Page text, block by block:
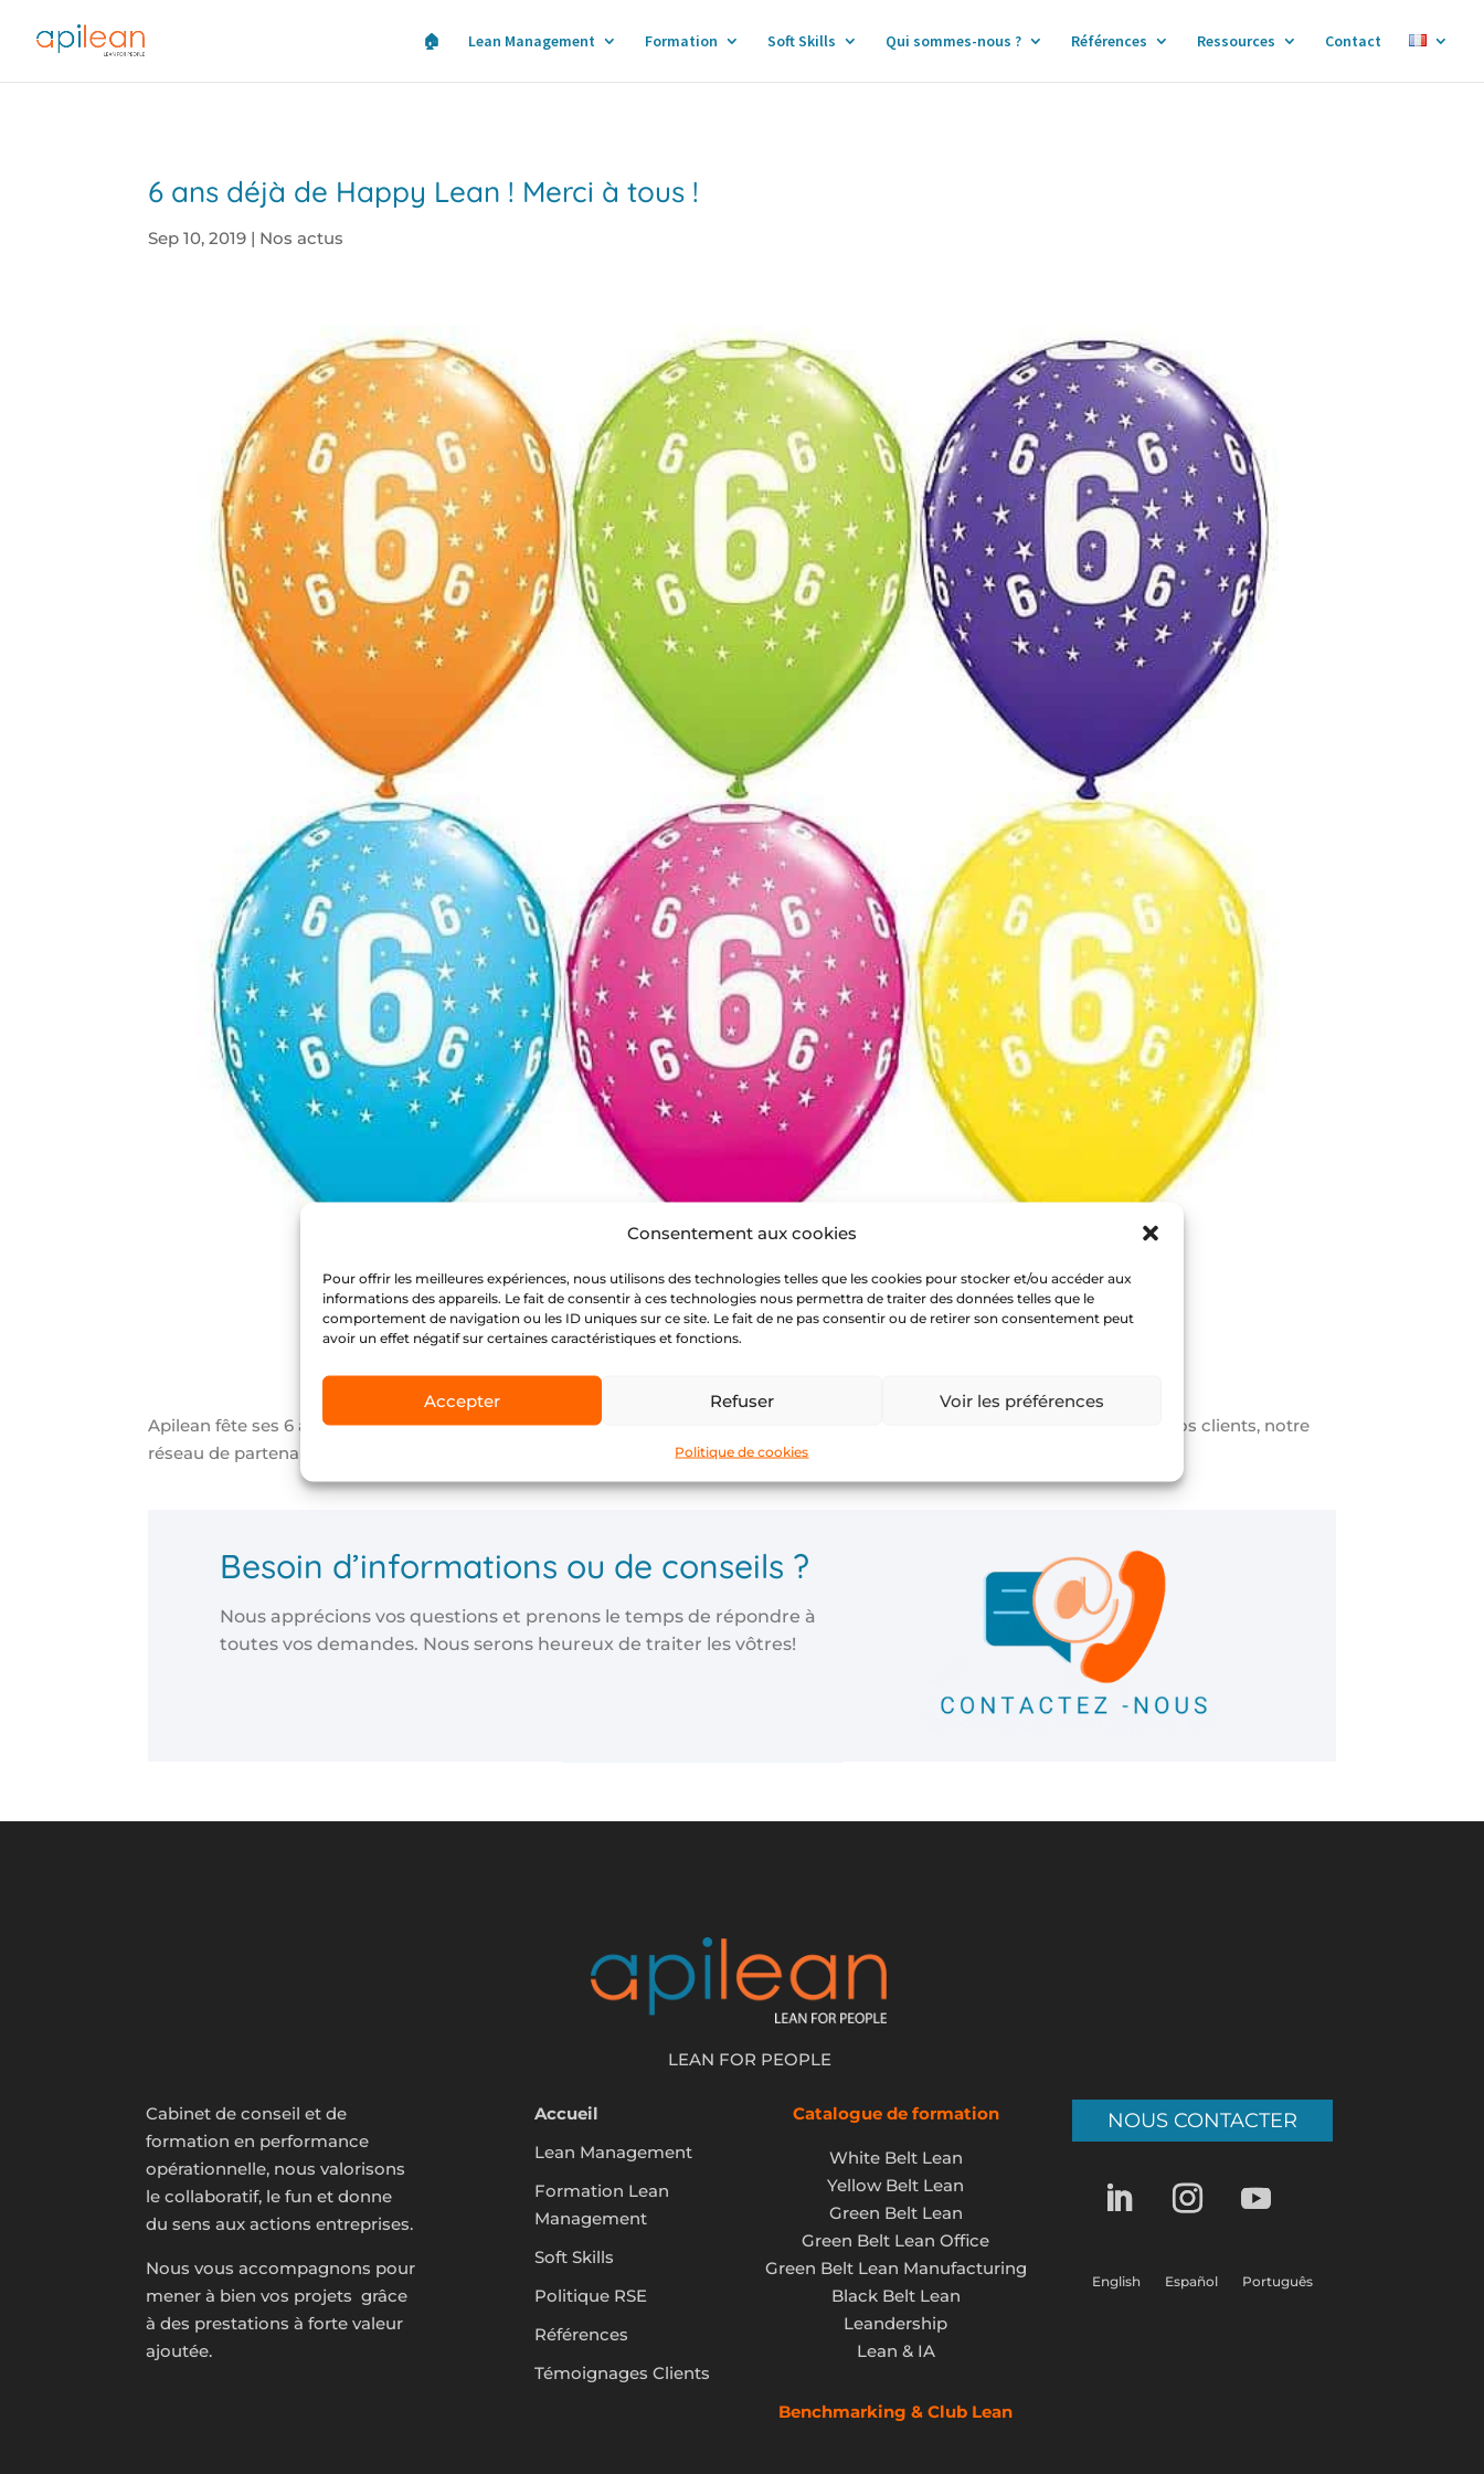
Consentement aux cookies
Pour offrir les meilleures expériences, nous utilisons des technologies telles que les cookies pour stocker et/ou accéder aux
informations des appareils. Le fait de consentir à ces technologies nous permettra de traiter des données telles que le
comportement de navigation ou les ID uniques sur ce site. Le fait de ne pas consentir ou de retirer son consentement peut
avoir un effet négatif sur certaines caractéristiques et fonctions.
Accepter Refuser Voir les préférences
Politique de cookies
🏠 Lean Management Formation Soft Skills Qui sommes-nous ? Références Ressources Contact
6 ans déjà de Happy Lean ! Merci à tous !
Sep 10, 2019 | Nos actus
Apilean fête ses 6 ans ! Merci à ceux qui contribuent tous les jours à la réussite et à l’épanouissement de notre entreprise : nos clients, notre
réseau de partenaires, nos équipes et nos familles bien sûr !
happy 🎉💥🍾🎈
Besoin d’informations ou de conseils ?
Nous apprécions vos questions et prenons le temps de répondre à
toutes vos demandes. Nous serons heureux de traiter les vôtres!
LEAN FOR PEOPLE
Cabinet de conseil et de
formation en performance
opérationnelle, nous valorisons
le collaboratif, le fun et donne
du sens aux actions entreprises.
Nous vous accompagnons pour
mener à bien vos projets grâce
à des prestations à forte valeur
ajoutée.
Accueil
Lean Management
Formation Lean
Management
Soft Skills
Politique RSE
Références
Témoignages Clients
Catalogue de formation
White Belt Lean
Yellow Belt Lean
Green Belt Lean
Green Belt Lean Office
Green Belt Lean Manufacturing
Black Belt Lean
Leandership
Lean & IA
Benchmarking & Club Lean
NOUS CONTACTER
English Español Português